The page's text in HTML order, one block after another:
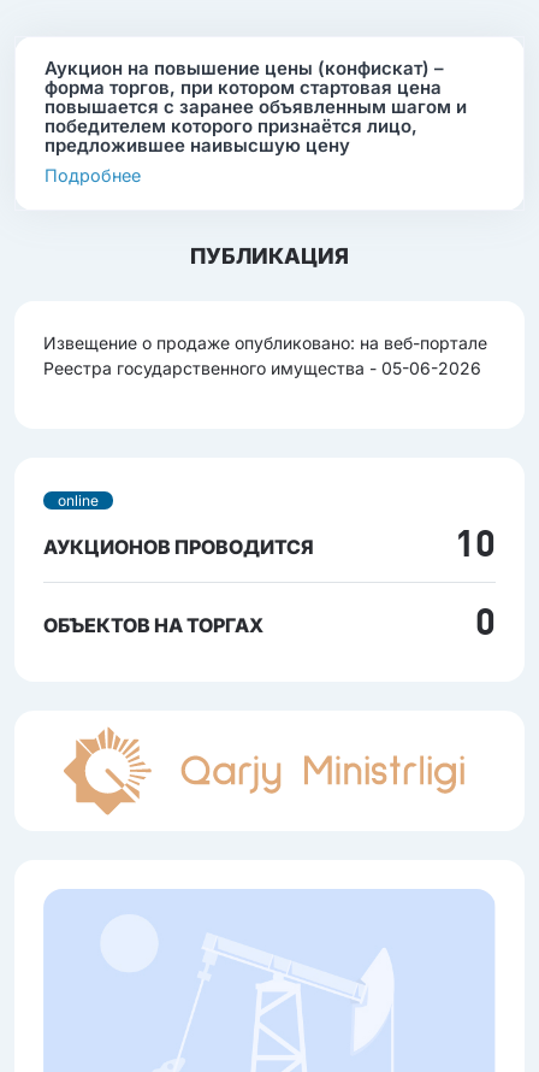
Аукцион на повышение цены (конфискат) –
форма торгов, при котором стартовая цена
повышается с заранее объявленным шагом и
победителем которого признаётся лицо,
предложившее наивысшую цену
Подробнее
ПУБЛИКАЦИЯ
Извещение о продаже опубликовано: на веб-портале
Реестра государственного имущества - 05-06-2026
online
АУКЦИОНОВ ПРОВОДИТСЯ 10
ОБЪЕКТОВ НА ТОРГАХ 0